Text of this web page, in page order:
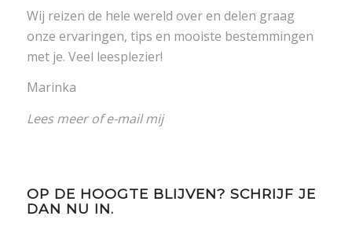
Wij reizen de hele wereld over en delen graag
onze ervaringen, tips en mooiste bestemmingen
met je. Veel leesplezier!
Marinka
Lees meerofe-mail mij
OP DE HOOGTE BLIJVEN? SCHRIJF JE
DAN NU IN.